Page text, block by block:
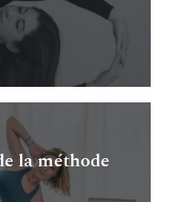
la méthode